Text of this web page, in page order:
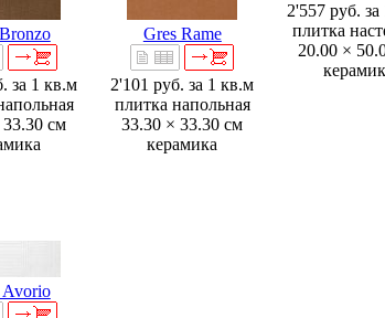
за 1 кв.м
см
Gres Rame
2'101 руб. за 1 кв.м
плитка напольная
33.30 × 33.30 см
керамика
2'557 руб.
плитка
20.00 ×
Avorio